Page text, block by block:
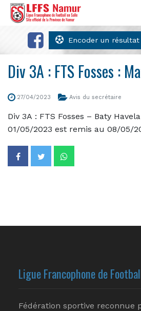
Encoder un résultat
Div 3A : FTS Fosses :
27/04/2023 Avis du secrétaire
Div 3A : FTS Fosses – Baty
01/05/2023 est remis au 08/05/
Ligue Francophone de
Fédération sportive reconnue